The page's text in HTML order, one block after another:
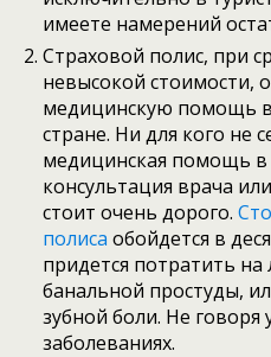
имеете намерений
Страховой полис, при
невысокой стоимости,
медицинскую помощь
стране. Ни для кого не
медицинская помощь в
консультация врача
стоит очень дорого.
полиса обойдется в
придется потратить на
банальной простуды,
зубной боли. Не говоря
заболеваниях.